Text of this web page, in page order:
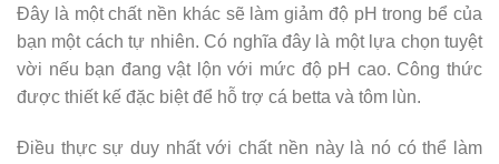
Đây là một chất nền khác sẽ làm giảm độ pH trong bể của
bạn một cách tự nhiên. Có nghĩa đây là một lựa chọn tuyệt
vời nếu bạn đang vật lộn với mức độ pH cao. Công thức
được thiết kế đặc biệt để hỗ trợ cá betta và tôm lùn.
Điều thực sự duy nhất với chất nền này là nó có thể làm